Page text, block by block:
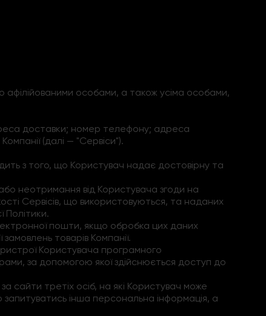
особами, а також усіма особами,
доставки; номер телефону; адреса
(далі — "Сервіси").
з того, що Користувач надає достовірну та
неотримання від Користувача згоди на
Сервісів, що використовуються, та наданих
Політики.
пошти, якщо обробка цих даних
товарів Компанії.
Користувача програмного
за допомогою якої здійснюється доступ до
сайти третіх осіб, на які Користувач може
інша персональна інформація, а